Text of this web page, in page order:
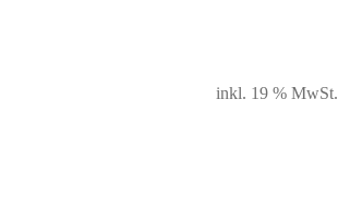
inkl. 19 % MwSt.